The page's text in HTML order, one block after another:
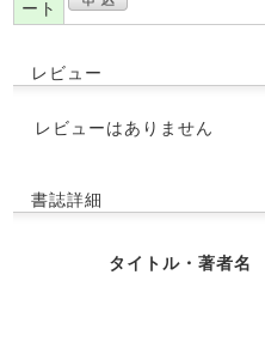
ート
レビュー
レビューはありません
書誌詳細
タイトル・著者名